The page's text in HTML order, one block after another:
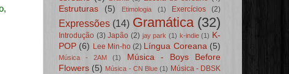
Estruturas (5) Etimologia (1) Exercícios (2)
Expressões (14) Gramática (32)
Introdução (3) Japão (2) jay park (1) k-indie (1) K-
POP (6) Lee Min-ho (2) Língua Coreana (5)
Música - 2AM (1)
Música - Boys Before
Flowers (5) Música - CN Blue (1) Música - DBSK